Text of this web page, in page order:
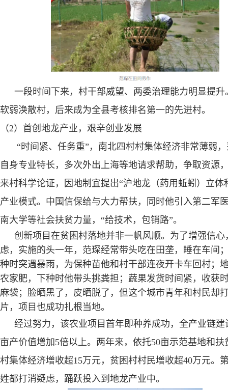
一段时间下来，村干部威望、两委治理能力明显提升
软弱涣散村，后来成为全县考核排名第一的先进村。
（2）首创地龙产业，艰辛创业发展
“时间紧、任务重”，南北四村村集体经济非常薄弱
自身专业特长，多次外出上海等地请求帮助，争取资源
来村科学论证，因地制宜提出“沪地龙（药用蚯蚓）立体
产业模式。中国信保给与大力帮扶，同时他引入第二军
南大学等社会扶贫力量，“给技术，包销路”。
创新项目在贫困村落地并非一帆风顺。为了增强信心
虑，实施的头一年，范琛经常带头吃在田垄，睡在车间
种时突遇暴雨，为保种苗他和村干部连夜开卡车回村；
农家肥，下种时他带头挑粪担；蔬果发货时间紧，收获
麻袋；脸晒黑了，皮晒脱了，但这个城市青年和村民却
片，项目也成功扎根当地。
经过努力，该农业项目首年即种养成功，全产业链建
亩产价值增加 5倍以上。两年来，依托50亩示范基地和扶
村集体经济增收超15万元，贫困村村民增收超40万元。
姓都打消疑虑，踊跃投入到地龙产业中。